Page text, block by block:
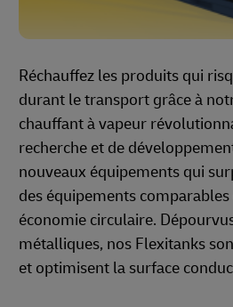
Réchauffez les produits qui
durant le transport grâce à
chauffant à vapeur
recherche et de
nouveaux équipements qui
des équipements
économie circulaire.
métalliques, nos Flexitanks
et optimisent la surface